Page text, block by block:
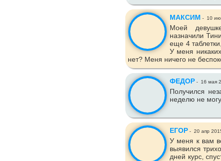
МАКСИМ - 10
Моей
назначили
еще 4
У меня
нет? Меня ничего не
ФЕДОР - 16 мая
Получился
неделю не
ЕГОР - 20 апр
У меня к вам
выявился
дней курс,